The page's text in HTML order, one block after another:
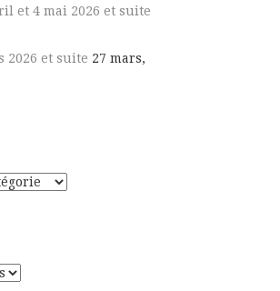
et 4 mai 2026 et suite
2026 et suite 27 mars,